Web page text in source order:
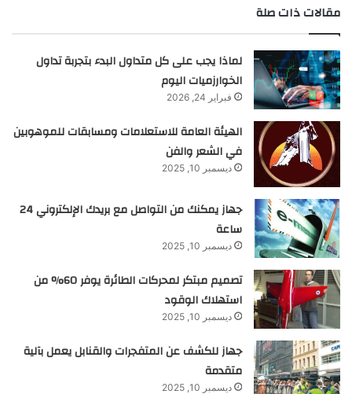
مقالات ذات صلة
لماذا يجب على كل متداول البدء بتجربة تداول
الخوارزميات اليوم
فبراير 24, 2026
الهيئة العامة للاستعلامات ومسابقات للموهوبين
في الشعر والفن
ديسمبر 10, 2025
جهاز يمكنك من التواصل مع بريدك الإلكتروني 24
ساعة
ديسمبر 10, 2025
تصميم مبتكر لمحركات الطائرة يوفر 60% من
استهلاك الوقود
ديسمبر 10, 2025
جهاز للكشف عن المتفجرات والقنابل يعمل بآلية
متقدمة
ديسمبر 10, 2025